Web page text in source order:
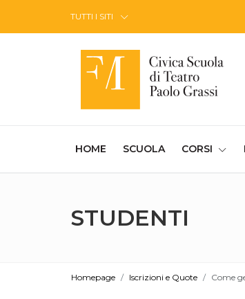
TUTTI I SITI
HOME (CURRENT)
SCUOLA CORSI
STUDENTI
Homepage Iscrizioni e Quote Come